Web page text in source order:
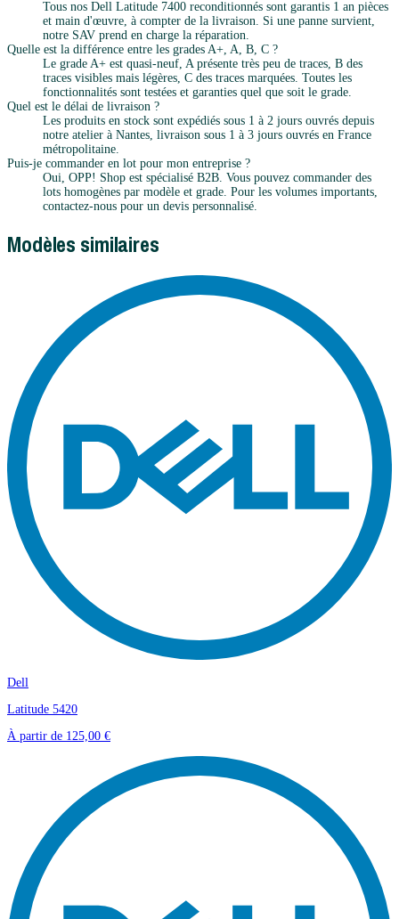
Tous nos Dell Latitude 7400 reconditionnés sont garantis 1 an pièces
et main d'œuvre, à compter de la livraison. Si une panne survient,
notre SAV prend en charge la réparation.
Quelle est la différence entre les grades A+, A, B, C ?
Le grade A+ est quasi-neuf, A présente très peu de traces, B des
traces visibles mais légères, C des traces marquées. Toutes les
fonctionnalités sont testées et garanties quel que soit le grade.
Quel est le délai de livraison ?
Les produits en stock sont expédiés sous 1 à 2 jours ouvrés depuis
notre atelier à Nantes, livraison sous 1 à 3 jours ouvrés en France
métropolitaine.
Puis-je commander en lot pour mon entreprise ?
Oui, OPP! Shop est spécialisé B2B. Vous pouvez commander des
lots homogènes par modèle et grade. Pour les volumes importants,
contactez-nous pour un devis personnalisé.
Modèles similaires
Dell
Latitude 5420
À partir de 125,00 €